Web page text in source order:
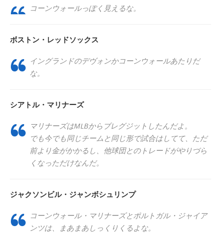
コーンウォールっぽく見えるな。
ボストン・レッドソックス
イングランドのデヴォンかコーンウォールあたりだ
な。
シアトル・マリナーズ
マリナーズはMLBからブレグジットしたんだよ。
でも今でも同じチームと同じ形で試合はしてて、ただ
前より金がかかるし、他球団とのトレードがやりづら
くなっただけなんだ。
ジャクソンビル・ジャンボシュリンプ
コーンウォール・マリナーズとポルトガル・ジャイア
ンツは、まあまあしっくりくるよな。